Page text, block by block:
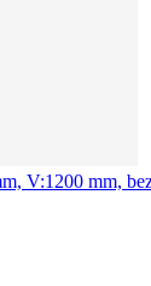
V:1200 mm,